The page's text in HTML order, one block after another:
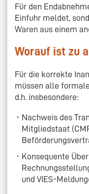
Für den
Einfuhr meldet,
Waren aus einem
Worauf ist zu
Für die korrekte
müssen alle
d.h. insbesondere:
Nachweis des
Mitgliedstaat
Konsequente
und VIES-